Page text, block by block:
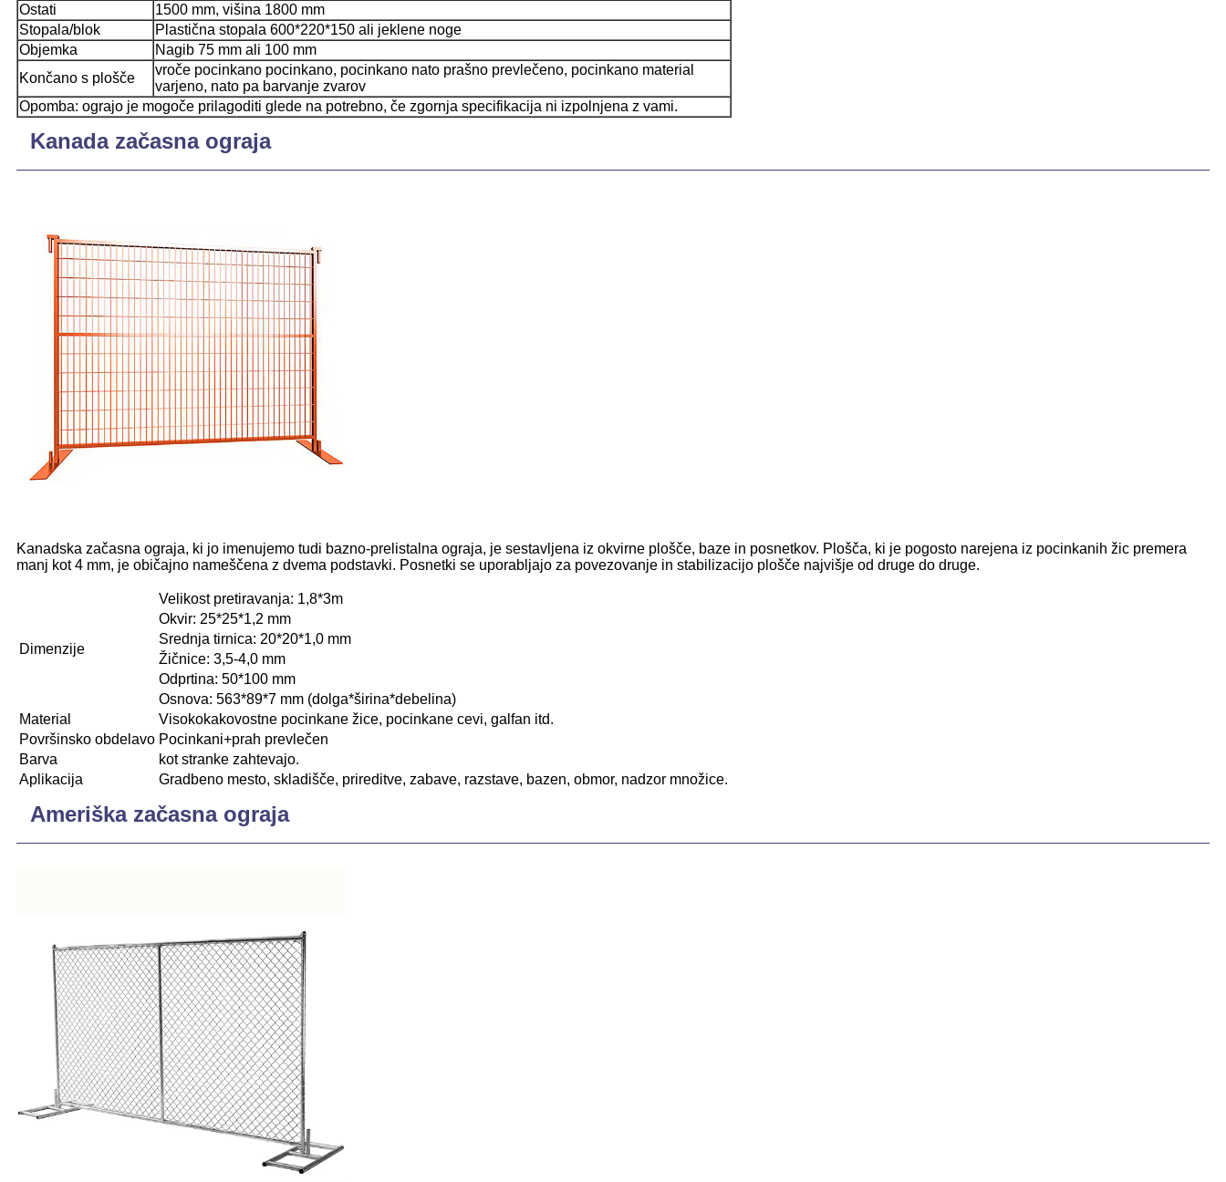
Ostati
1500 mm, višina 1800 mm
Stopala/blok
Plastična stopala 600*220*150 ali jeklene noge
Objemka
Nagib 75 mm ali 100 mm
Končano s plošče
vroče pocinkano pocinkano, pocinkano nato prašno prevlečeno, pocinkano material
varjeno, nato pa barvanje zvarov
Opomba: ograjo je mogoče prilagoditi glede na potrebno, če zgornja specifikacija ni izpolnjena z vami.
Kanada začasna ograja
Kanadska začasna ograja, ki jo imenujemo tudi bazno-prelistalna ograja, je sestavljena iz okvirne plošče, baze in posnetkov. Plošča, ki je pogosto narejena iz pocinkanih žic premera
manj kot 4 mm, je običajno nameščena z dvema podstavki. Posnetki se uporabljajo za povezovanje in stabilizacijo plošče najvišje od druge do druge.
Dimenzije
Velikost pretiravanja: 1,8*3m
Okvir: 25*25*1,2 mm
Srednja tirnica: 20*20*1,0 mm
Žičnice: 3,5-4,0 mm
Odprtina: 50*100 mm
Osnova: 563*89*7 mm (dolga*širina*debelina)
Material
Visokokakovostne pocinkane žice, pocinkane cevi, galfan itd.
Površinsko obdelavo Pocinkani+prah prevlečen
Barva
kot stranke zahtevajo.
Aplikacija
Gradbeno mesto, skladišče, prireditve, zabave, razstave, bazen, obmor, nadzor množice.
Ameriška začasna ograja